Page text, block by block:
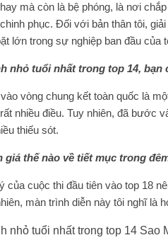
mà còn là bệ phóng, là nơi
phục. Đối với bản thân tôi, giải
lớn trong sự nghiệp ban đầu của
nhỏ tuổi nhất trong top 14,
vòng chung kết toàn quốc là
nhiều điều. Tuy nhiên, đã bước
thiếu sót.
giá thế nào về tiết mục trong
của cuộc thi đầu tiên vào top 18
màn trình diễn này tôi nghĩ là